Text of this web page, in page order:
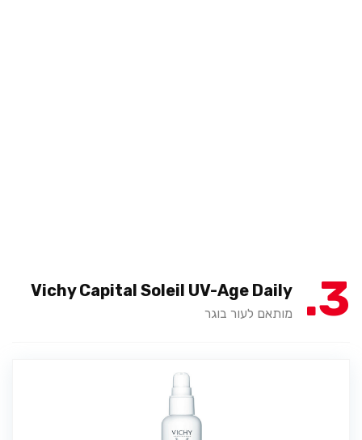
3
Vichy Capital Soleil UV-Age Daily
מותאם לעור בוגר